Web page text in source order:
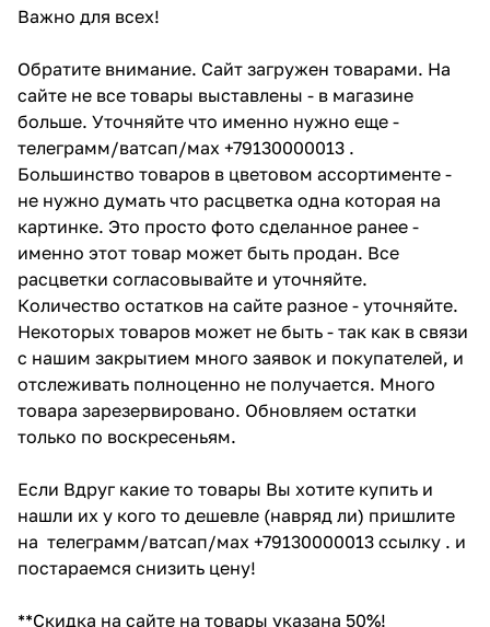
Важно для всех!
Обратите внимание. Сайт загружен товарами. На
сайте не все товары выставлены - в магазине
больше. Уточняйте что именно нужно еще -
телеграмм/ватсап/мах +79130000013 .
Большинство товаров в цветовом ассортименте -
не нужно думать что расцветка одна которая на
картинке. Это просто фото сделанное ранее -
именно этот товар может быть продан. Все
расцветки согласовывайте и уточняйте.
Количество остатков на сайте разное - уточняйте.
Некоторых товаров может не быть - так как в связи
с нашим закрытием много заявок и покупателей, и
отслеживать полноценно не получается. Много
товара зарезервировано. Обновляем остатки
только по воскресеньям.
Если Вдруг какие то товары Вы хотите купить и
нашли их у кого то дешевле (навряд ли) пришлите
на телеграмм/ватсап/мах +79130000013 ссылку . и
постараемся снизить цену!
**Скидка на сайте на товары указана 50%!